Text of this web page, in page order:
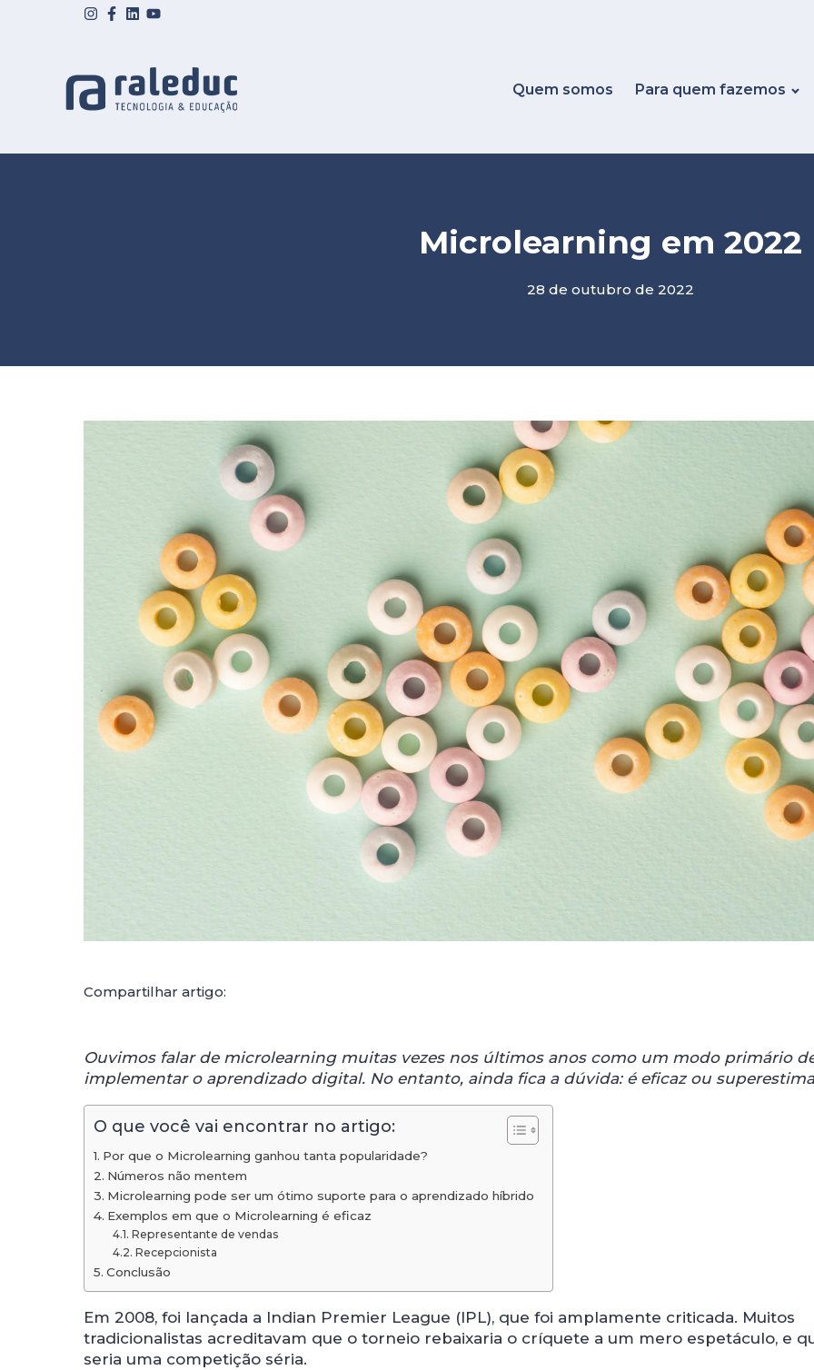
Quem somos Para quem fazemos
Microlearning em 2022
28 de outubro de 2022
Compartilhar artigo:
Ouvimos falar de microlearning muitas vezes nos últimos anos como um modo primário
implementar o aprendizado digital. No entanto, ainda fica a dúvida: é eficaz ou
O que você vai encontrar no artigo:
Por que o Microlearning ganhou tanta popularidade?
Números não mentem
Microlearning pode ser um ótimo suporte para o aprendizado híbrido
Exemplos em que o Microlearning é eficaz
Representante de vendas
Recepcionista
Conclusão
Em 2008, foi lançada a Indian Premier League (IPL), que foi amplamente criticada. Muitos
tradicionalistas acreditavam que o torneio rebaixaria o críquete a um mero espetáculo, e
seria uma competição séria.